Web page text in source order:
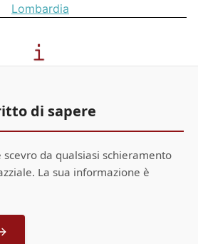
Lombardia
di sapere
da qualsiasi schieramento
La sua informazione è